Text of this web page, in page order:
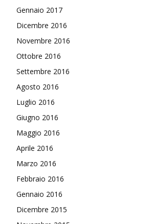
Gennaio 2017
Dicembre 2016
Novembre 2016
Ottobre 2016
Settembre 2016
Agosto 2016
Luglio 2016
Giugno 2016
Maggio 2016
Aprile 2016
Marzo 2016
Febbraio 2016
Gennaio 2016
Dicembre 2015